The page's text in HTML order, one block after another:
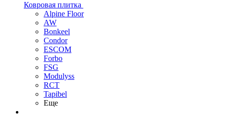
Ковровая плитка
Alpine Floor
AW
Bonkeel
Condor
ESCOM
Forbo
FSG
Modulyss
RCT
Tapibel
Еще